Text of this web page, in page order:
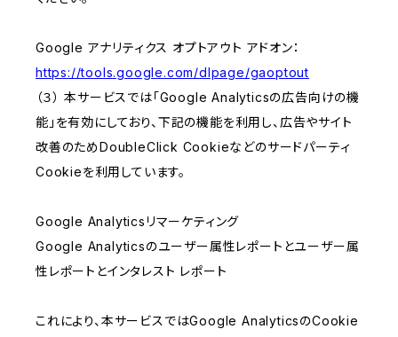
Google アナリティクス オプトアウト アドオン：
https://tools.google.com/dlpage/gaoptout
（３） 本サービスでは「Google Analyticsの広告向けの機
能」を有効にしており、下記の機能を利用し、広告やサイト
改善のためDoubleClick Cookieなどのサードパーティ
Cookieを利用しています。
Google Analyticsリマーケティング
Google Analyticsのユーザー属性レポートとユーザー属
性レポートとインタレスト レポート
これにより、本サービスではGoogle AnalyticsのCookie